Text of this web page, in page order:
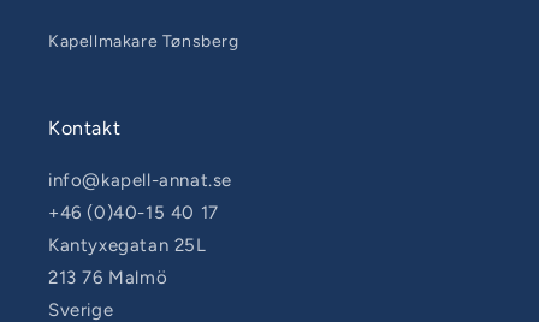
Kapellmakare Tønsberg
Kontakt
info@kapell-annat.se
+46 (0)40-15 40 17
Kantyxegatan 25L
213 76 Malmö
Sverige